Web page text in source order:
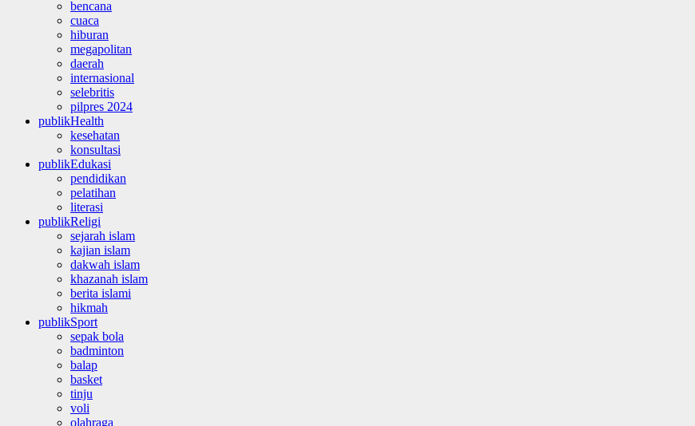
bencana
cuaca
hiburan
megapolitan
daerah
internasional
selebritis
pilpres 2024
publikHealth
kesehatan
konsultasi
publikEdukasi
pendidikan
pelatihan
literasi
publikReligi
sejarah islam
kajian islam
dakwah islam
khazanah islam
berita islami
hikmah
publikSport
sepak bola
badminton
balap
basket
tinju
voli
olahraga